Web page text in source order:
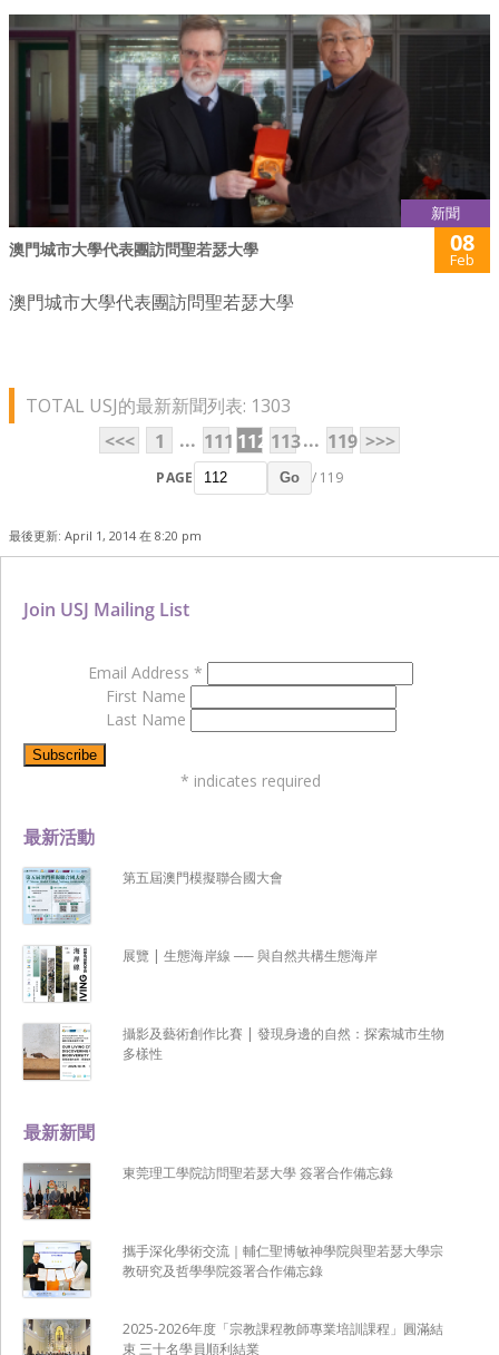
新聞
澳門城市大學代表團訪問聖若瑟大學 08
Feb
澳門城市大學代表團訪問聖若瑟大學
TOTAL USJ的最新新聞列表: 1303
<<<
1 ... 111 112 113... 119 >>>
PAGE Go / 119
最後更新: April 1, 2014 在 8:20 pm
最新新聞
東莞理工學院訪問聖若瑟大學 簽署合作備忘錄
攜手深化學術交流｜輔仁聖博敏神學院與聖若瑟大學宗
教研究及哲學學院簽署合作備忘錄
2025-2026年度「宗教課程教師專業培訓課程」圓滿結
束 三十名學員順利結業
最新活動
第五屆澳門模擬聯合國大會
展覽 | 生態海岸線 ── 與自然共構生態海岸
攝影及藝術創作比賽 | 發現身邊的自然：探索城市生物
多樣性
Join USJ Mailing List
Email Address *
First Name
Last Name
* indicates required